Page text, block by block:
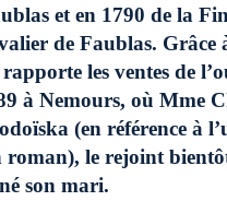
et en 1790 de la
de Faublas. Grâce
les ventes de
à Nemours, où Mme
(en référence à
roman), le rejoint
son mari.